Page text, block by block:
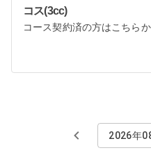
コス(3cc)
コース契約済の方はこちら
2026年